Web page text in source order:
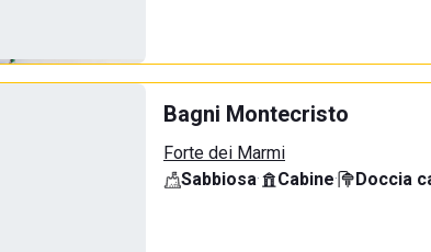
Bagni Montecristo
Forte dei Marmi
Sabbiosa· Cabine· Doccia